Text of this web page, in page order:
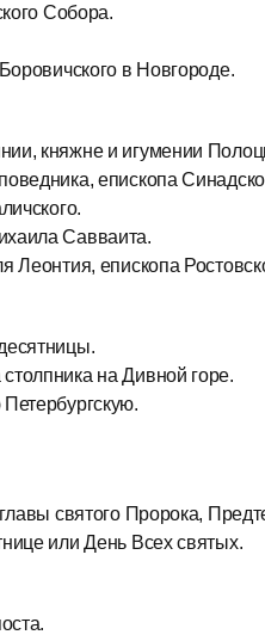
Собора.
в Новгороде.
княжне и игумении
епископа
Савваита.
Леонтия, епископа
на Дивной горе.
святого Пророка,
или День Всех святых.